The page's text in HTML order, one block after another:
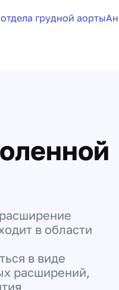
грудной аорты
в области
в виде
расширений,